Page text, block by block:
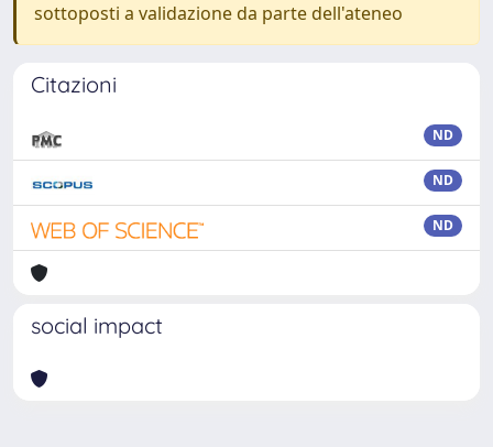
sottoposti a validazione da parte dell'ateneo
Citazioni
ND
ND
ND
social impact